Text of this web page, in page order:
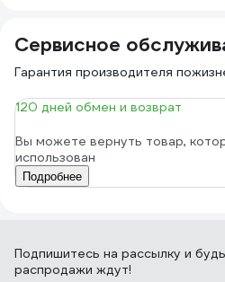
Сервисное
Гарантия производителя
120 дней обмен и возврат
Вы можете вернуть товар,
использован
Подробнее
Подпишитесь на рассылку и
распродажи ждут!